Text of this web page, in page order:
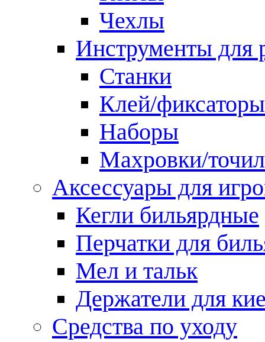
Чехлы
Инструменты для
Станки
Клей/фиксаторы
Наборы
Махровки/
Аксессуары для
Кегли бильярдные
Перчатки для
Мел и тальк
Держатели для
Средства по уходу